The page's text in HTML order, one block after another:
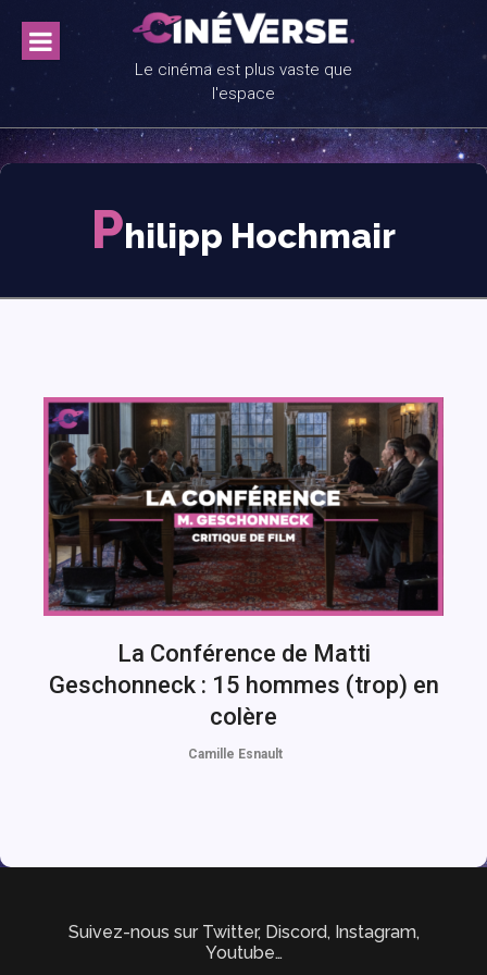
content
Le cinéma est plus vaste que
l'espace
Philipp Hochmair
La Conférence de Matti
Geschonneck : 15 hommes (trop) en
colère
Camille Esnault
Suivez-nous sur Twitter, Discord, Instagram,
Youtube…